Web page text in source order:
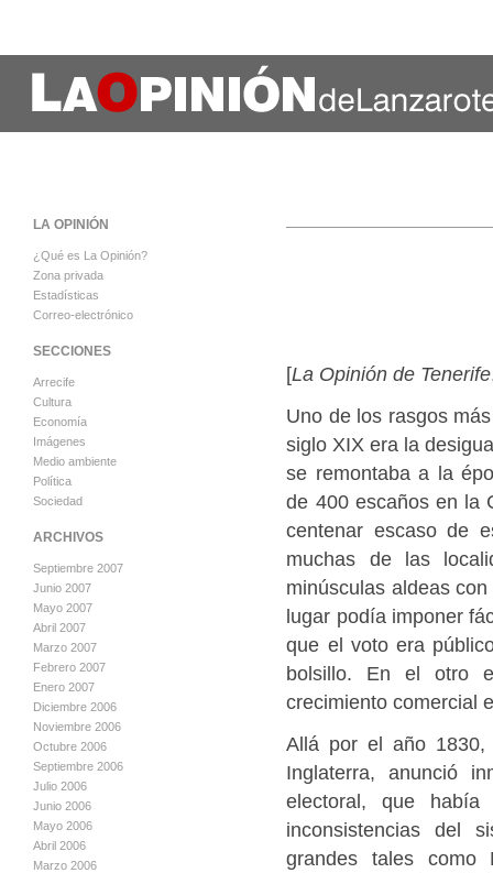
[La Opinión de Tenerife
Uno de los rasgos
siglo XIX era la
se remontaba a la
de 400 escaños en la
centenar escaso de
muchas de las
minúsculas aldeas
lugar podía imponer
que el voto era
bolsillo. En el otro
crecimiento comercial
Allá por el año 1830,
Inglaterra, anunció
electoral, que
inconsistencias del
grandes tales como
LA OPINIÓN
¿Qué es La Opinión?
Zona privada
Estadísticas
Correo-electrónico
SECCIONES
Arrecife
Cultura
Economía
Imágenes
Medio ambiente
Política
Sociedad
ARCHIVOS
Septiembre 2007
Junio 2007
Mayo 2007
Abril 2007
Marzo 2007
Febrero 2007
Enero 2007
Diciembre 2006
Noviembre 2006
Octubre 2006
Septiembre 2006
Julio 2006
Junio 2006
Mayo 2006
Abril 2006
Marzo 2006